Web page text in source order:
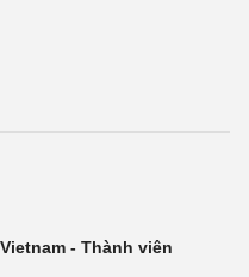
- Thành viên